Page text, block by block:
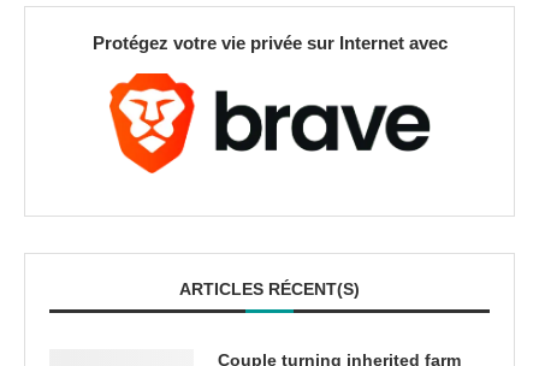
Protégez votre vie privée sur Internet avec
ARTICLES RÉCENT(S)
Couple turning inherited farm